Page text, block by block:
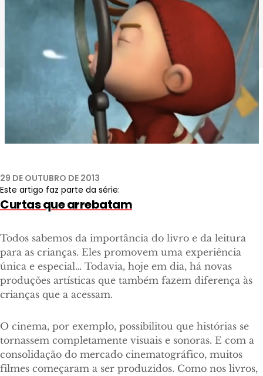
29 DE OUTUBRO DE 2013
Este artigo faz parte da série:
Curtas que arrebatam
Todos sabemos da importância do livro e da leitura
para as crianças. Eles promovem uma experiência
única e especial… Todavia, hoje em dia, há novas
produções artísticas que também fazem diferença às
crianças que a acessam.
O cinema, por exemplo, possibilitou que histórias se
tornassem completamente visuais e sonoras. E com a
consolidação do mercado cinematográfico, muitos
filmes começaram a ser produzidos. Como nos livros,